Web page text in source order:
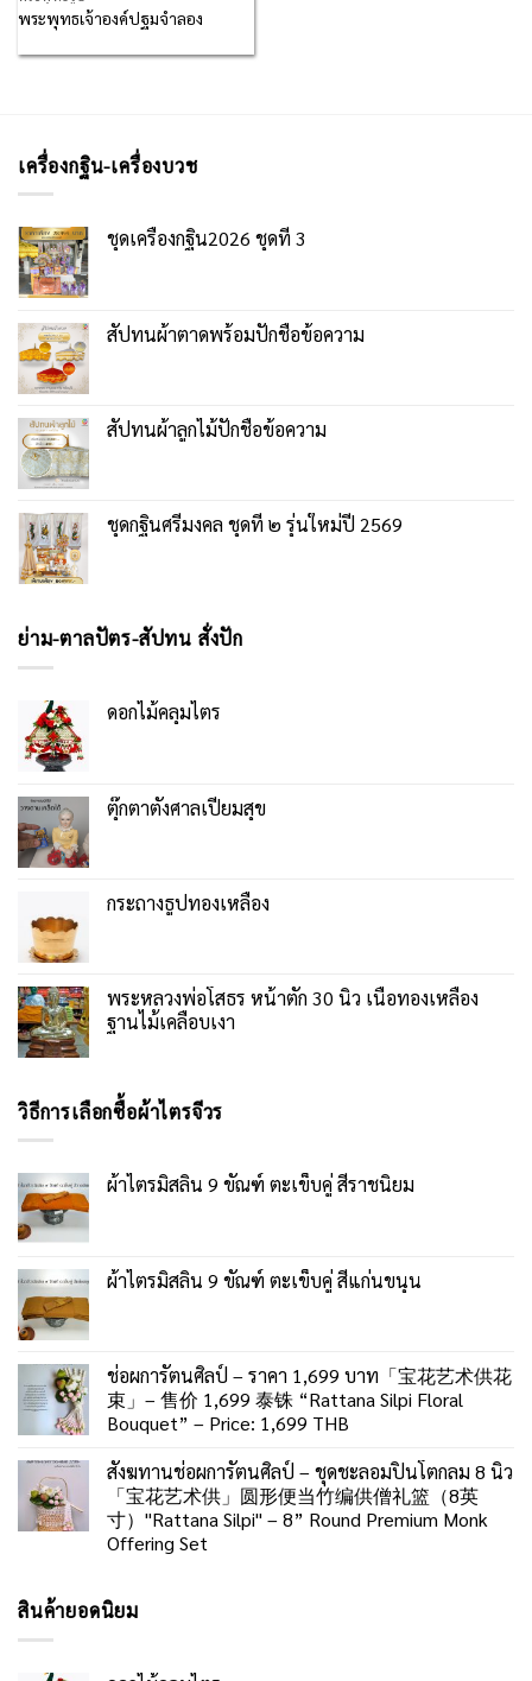
พระพุทธเจ้าองค์ปฐมจำลอง
เครื่องกฐิน-เครื่องบวช
ชุดเครื่องกฐิน2026 ชุดที่ 3
สัปทนผ้าตาดพร้อมปักชื่อข้อความ
สัปทนผ้าลูกไม้ปักชื่อข้อความ
ชุดกฐินศรีมงคล ชุดที่ ๒ รุ่นใหม่ปี 2569
ย่าม-ตาลปัตร-สัปทน สั่งปัก
ดอกไม้คลุมไตร
ตุ๊กตาตั้งศาลเปี่ยมสุข
กระถางธูปทองเหลือง
พระหลวงพ่อโสธร หน้าตัก 30 นิ้ว เนื้อทองเหลือง
ฐานไม้เคลือบเงา
วิธีการเลือกซื้อผ้าไตรจีวร
ผ้าไตรมิสลิน 9 ขัณฑ์ ตะเข็บคู่ สีราชนิยม
ผ้าไตรมิสลิน 9 ขัณฑ์ ตะเข็บคู่ สีแก่นขนุน
ช่อผการัตนศิลป์ – ราคา 1,699 บาท「宝花艺术供花
束」– 售价 1,699 泰铢 “Rattana Silpi Floral
Bouquet” – Price: 1,699 THB
สังฆทานช่อผการัตนศิลป์ – ชุดชะลอมปิ่นโตกลม 8 นิ้ว
「宝花艺术供」圆形便当竹编供僧礼篮（8英
寸）"Rattana Silpi" – 8” Round Premium Monk
Offering Set
สินค้ายอดนิยม